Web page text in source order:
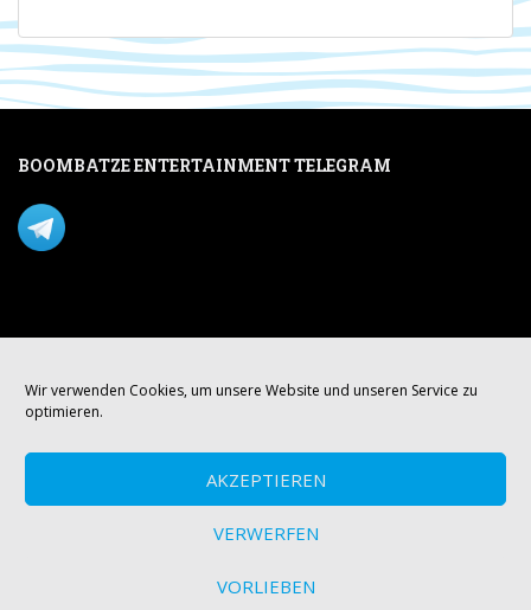
Wir verwenden Cookies, um unsere Website und unseren Service zu
optimieren.
AKZEPTIEREN
VERWERFEN
VORLIEBEN
BOOMBATZE ENTERTAINMENT TELEGRAM